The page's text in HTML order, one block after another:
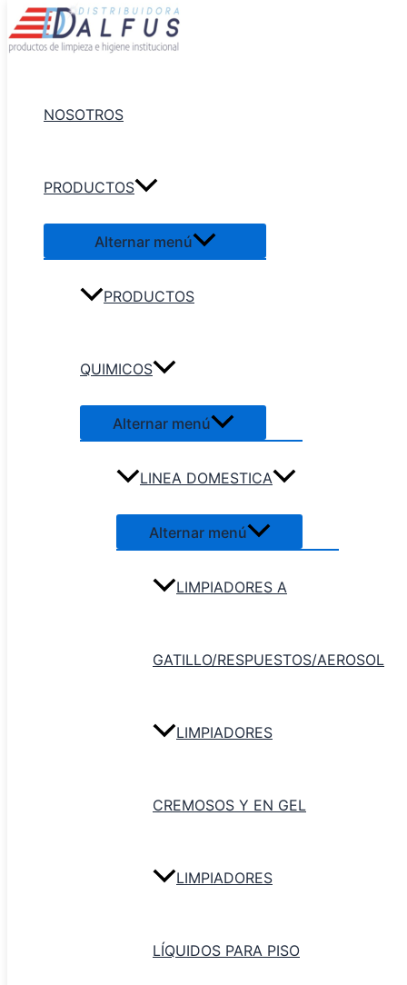
NOSOTROS
PRODUCTOS
Alternar menú
PRODUCTOS
QUIMICOS
Alternar menú
LINEA DOMESTICA
Alternar menú
LIMPIADORES A
GATILLO/RESPUESTOS/AEROSOL
LIMPIADORES
CREMOSOS Y EN GEL
LIMPIADORES
LÍQUIDOS PARA PISO
Bobina / Toalla en Rollo